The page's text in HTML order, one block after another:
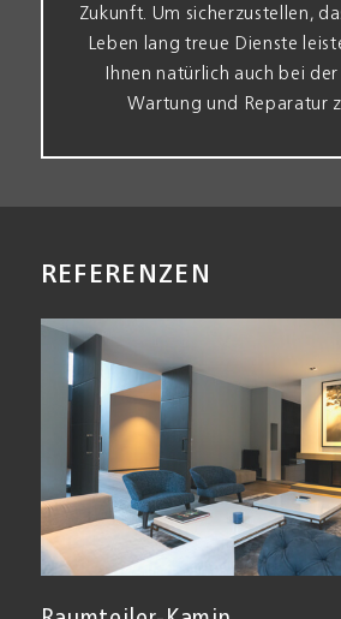
Zukunft. Um sicherzu­stellen,
Leben lang treue Dienste
Ihnen natürlich auch bei
Wartung und Reparatur
REFERENZEN